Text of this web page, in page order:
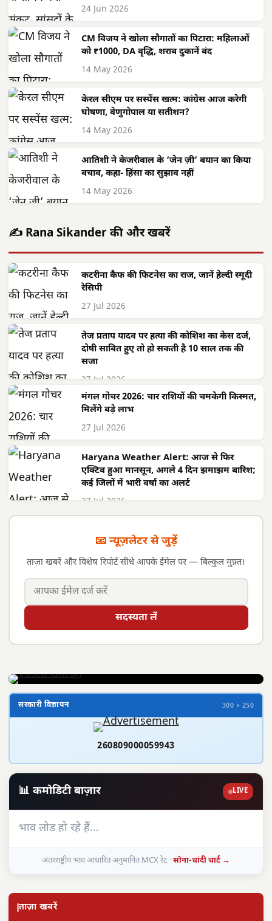
24 Jun 2026
CM विजय ने खोला सौगातों का पिटारा: महिलाओं
को ₹1000, DA वृद्धि, शराब दुकानें बंद
14 May 2026
केरल सीएम पर सस्पेंस खत्म: कांग्रेस आज करेगी
घोषणा, वेणुगोपाल या सतीशन?
14 May 2026
आतिशी ने केजरीवाल के ‘जेन ज़ी’ बयान का किया
बचाव, कहा- हिंसा का सुझाव नहीं
14 May 2026
✍️ Rana Sikander की और खबरें
कटरीना कैफ की फिटनेस का राज, जानें हेल्दी स्मूदी
रेसिपी
27 Jul 2026
तेज प्रताप यादव पर हत्या की कोशिश का केस दर्ज,
दोषी साबित हुए तो हो सकती है 10 साल तक की
सजा
27 Jul 2026
मंगल गोचर 2026: चार राशियों की चमकेगी किस्मत,
मिलेंगे बड़े लाभ
27 Jul 2026
Haryana Weather Alert: आज से फिर
एक्टिव हुआ मानसून, अगले 4 दिन झमाझम बारिश;
कई जिलों में भारी वर्षा का अलर्ट
27 Jul 2026
📧 न्यूज़लेटर से जुड़ें
ताज़ा खबरें और विशेष रिपोर्ट सीधे आपके ईमेल पर — बिल्कुल मुफ़्त।
सदस्यता लें
सरकारी विज्ञापन 300 × 250
260809000059943
📊 कमोडिटी बाज़ार LIVE
भाव लोड हो रहे हैं…
अंतरराष्ट्रीय भाव आधारित अनुमानित MCX रेट ·सोना-चांदी चार्ट →
ताज़ा खबरें